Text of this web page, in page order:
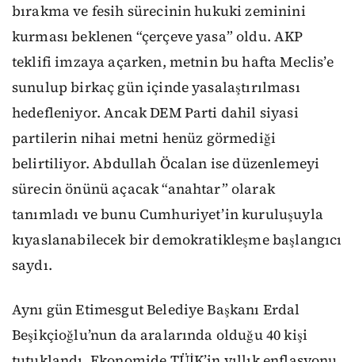
bırakma ve fesih sürecinin hukuki zeminini
kurması beklenen “çerçeve yasa” oldu. AKP
teklifi imzaya açarken, metnin bu hafta Meclis’e
sunulup birkaç gün içinde yasalaştırılması
hedefleniyor. Ancak DEM Parti dahil siyasi
partilerin nihai metni henüz görmediği
belirtiliyor. Abdullah Öcalan ise düzenlemeyi
sürecin önünü açacak “anahtar” olarak
tanımladı ve bunu Cumhuriyet’in kuruluşuyla
kıyaslanabilecek bir demokratikleşme başlangıcı
saydı.
Aynı gün Etimesgut Belediye Başkanı Erdal
Beşikçioğlu’nun da aralarında olduğu 40 kişi